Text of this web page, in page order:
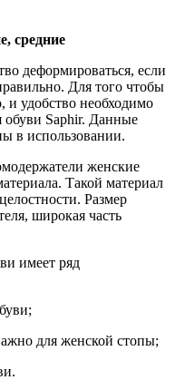
средние
деформироваться, если
Для того чтобы
и удобство необходимо
обуви Saphir. Данные
в использовании.
женские
Такой материал
Размер
широкая часть
имеет ряд
для женской стопы;